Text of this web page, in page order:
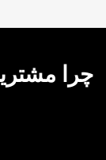
چرا